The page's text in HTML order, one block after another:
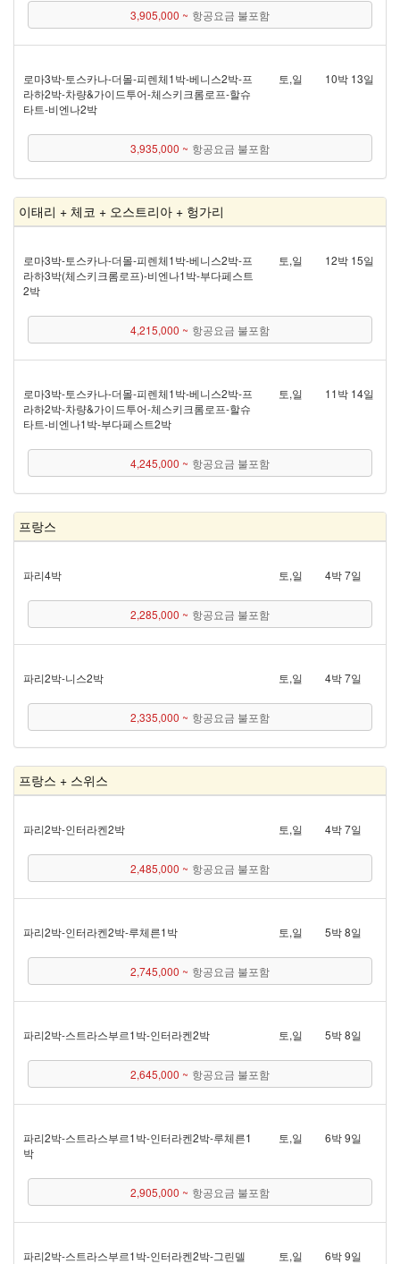
3,905,000 ~ 항공요금 불포함
로마 3박 - 토스카나 - 더몰 - 피렌체 1박 - 베니스 2박 - 프
라하 2박 - 차량&가이드투어 - 체스키크롬로프 - 할슈
타트 - 비엔나 2박
토,일 10박 13일
3,935,000 ~ 항공요금 불포함
이태리 + 체코 + 오스트리아 + 헝가리
로마 3박 - 토스카나 - 더몰 - 피렌체 1박 - 베니스 2박 - 프
라하 3박(체스키크롬로프) - 비엔나 1박 - 부다페스트
2박
토,일 12박 15일
4,215,000 ~ 항공요금 불포함
로마 3박 - 토스카나 - 더몰 - 피렌체 1박 - 베니스 2박 - 프
라하 2박 - 차량&가이드투어 - 체스키크롬로프 - 할슈
타트 - 비엔나 1박 - 부다페스트 2박
토,일 11박 14일
4,245,000 ~ 항공요금 불포함
프랑스
파리 4박 토,일 4박 7일
2,285,000 ~ 항공요금 불포함
파리 2박 - 니스 2박 토,일 4박 7일
2,335,000 ~ 항공요금 불포함
프랑스 + 스위스
파리 2박 - 인터라켄 2박 토,일 4박 7일
2,485,000 ~ 항공요금 불포함
파리 2박 - 인터라켄 2박 - 루체른 1박 토,일 5박 8일
2,745,000 ~ 항공요금 불포함
파리 2박 - 스트라스부르 1박 - 인터라켄 2박 토,일 5박 8일
2,645,000 ~ 항공요금 불포함
파리 2박 - 스트라스부르 1박 - 인터라켄 2박 - 루체른 1
박
토,일 6박 9일
2,905,000 ~ 항공요금 불포함
파리 2박 - 스트라스부르 1박 - 인터라켄 2박 - 그린델
토,일 6박 9일